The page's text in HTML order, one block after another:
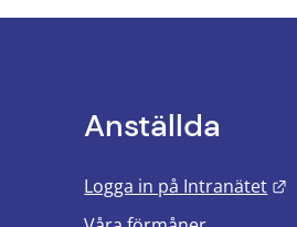
Anställda
Logga in på Intranätet